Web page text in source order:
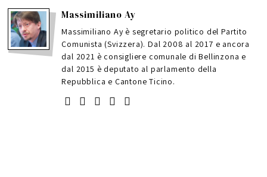
Massimiliano Ay
Massimiliano Ay è segretario politico del Partito
Comunista (Svizzera). Dal 2008 al 2017 e ancora
dal 2021 è consigliere comunale di Bellinzona e
dal 2015 è deputato al parlamento della
Repubblica e Cantone Ticino.